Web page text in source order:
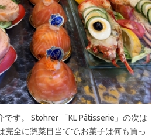
です。 Stohrer 「KL Pâtisserie」の次は
完全に惣菜目当てで,お菓子は何も買っ